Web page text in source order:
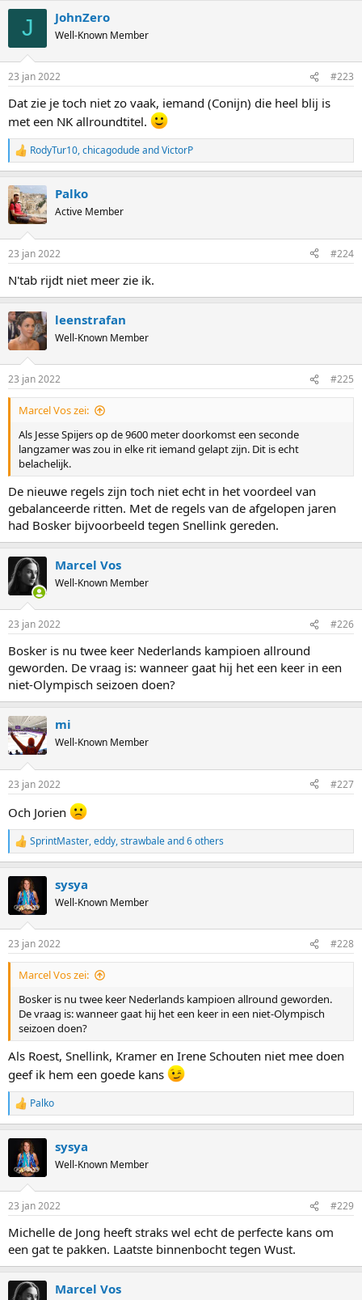
n
s
J JohnZero
Well-Known Member
23 jan 2022 #223
Dat zie je toch niet zo vaak, iemand (Conijn) die heel blij is
met een NK allroundtitel.
R
e
c
t
i
s
RodyTur10,chicagodudeandVictorP
Palko
Active Member
23 jan 2022 #224
N'tab rijdt niet meer zie ik.
leenstrafan
Well-Known Member
23 jan 2022 #225
Marcel Vos zei:
Als Jesse Spijers op de 9600 meter doorkomst een seconde
langzamer was zou in elke rit iemand gelapt zijn. Dit is echt
belachelijk.
De nieuwe regels zijn toch niet echt in het voordeel van
gebalanceerde ritten. Met de regels van de afgelopen jaren
had Bosker bijvoorbeeld tegen Snellink gereden.
Marcel Vos
Well-Known Member
23 jan 2022 #226
Bosker is nu twee keer Nederlands kampioen allround
geworden. De vraag is: wanneer gaat hij het een keer in een
niet-Olympisch seizoen doen?
mi
Well-Known Member
23 jan 2022 #227
Och Jorien
R
e
i
n
s
:
SprintMaster,eddy,strawbaleand 6 others
sysya
Well-Known Member
23 jan 2022 #228
Marcel Vos zei:
Bosker is nu twee keer Nederlands kampioen allround geworden.
De vraag is: wanneer gaat hij het een keer in een niet-Olympisch
seizoen doen?
Als Roest, Snellink, Kramer en Irene Schouten niet mee doen
geef ik hem een goede kans
R
e
i
n
s
Palko
sysya
Well-Known Member
23 jan 2022 #229
Michelle de Jong heeft straks wel echt de perfecte kans om
een gat te pakken. Laatste binnenbocht tegen Wust.
Marcel Vos